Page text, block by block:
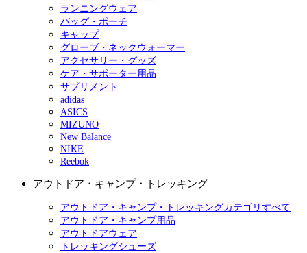
ランニングウェア
バッグ・ポーチ
キャップ
グローブ・ネックウォーマー
アクセサリー・グッズ
ケア・サポーター用品
サプリメント
adidas
ASICS
MIZUNO
New Balance
NIKE
Reebok
アウトドア・キャンプ・トレッキング
アウトドア・キャンプ・トレッキングカテゴリすべて
アウトドア・キャンプ用品
アウトドアウェア
トレッキングシューズ